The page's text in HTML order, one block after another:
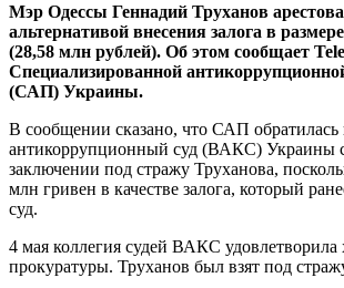
Мэр Одессы Геннадий Труханов
альтернативой внесения залога в
(28,58 млн рублей). Об этом сообщает
Специализированной
(САП) Украины.
В сообщении сказано, что САП обратилась
антикоррупционный суд (ВАКС) Украины с
заключении под стражу Труханова,
млн гривен в качестве залога, который
суд.
4 мая коллегия судей ВАКС удовлетворила
прокуратуры. Труханов был взят под